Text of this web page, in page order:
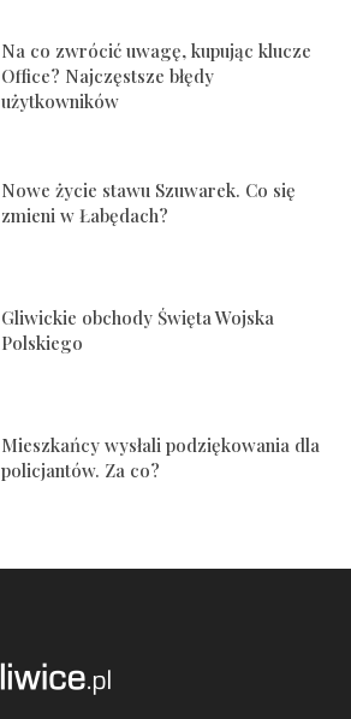
Na co zwrócić uwagę, kupując klucze
Office? Najczęstsze błędy
użytkowników
Nowe życie stawu Szuwarek. Co się
zmieni w Łabędach?
Gliwickie obchody Święta Wojska
Polskiego
Mieszkańcy wysłali podziękowania dla
policjantów. Za co?